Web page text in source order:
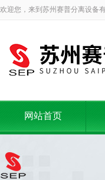
欢迎您，来到苏州赛普分离设备
网站首页